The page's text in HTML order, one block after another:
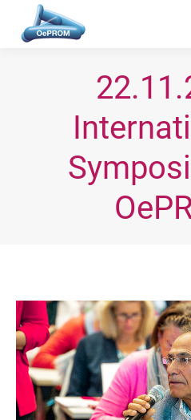
OePROM
Österreichische Gesellschaft